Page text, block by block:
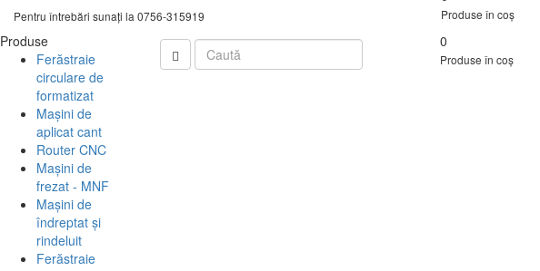
Pentru întrebări sunați la 0756-315919 Produse în coș
Produse
Ferăstraie
circulare de
formatizat
Mașini de
aplicat cant
Router CNC
Mașini de
frezat - MNF
Mașini de
îndreptat și
rindeluit
Ferăstraie
0
Produse în coș